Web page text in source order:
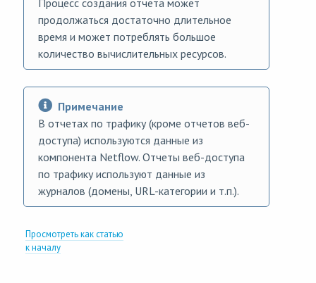
Процесс создания отчета может
продолжаться достаточно длительное
время и может потреблять большое
количество вычислительных ресурсов.
Примечание
В отчетах по трафику (кроме отчетов веб-
доступа) используются данные из
компонента Netflow. Отчеты веб-доступа
по трафику используют данные из
журналов (домены, URL-категории и т.п.).
Просмотреть как статью
к началу